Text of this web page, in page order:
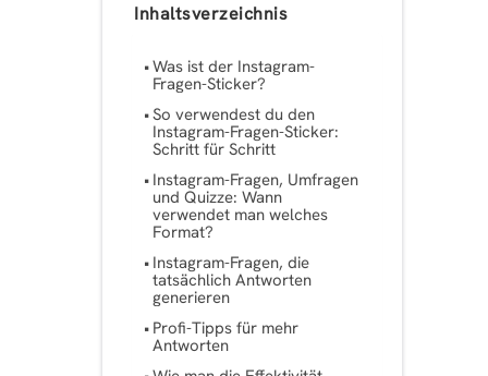
Inhaltsverzeichnis
Was ist der Instagram-
Fragen-Sticker?
So verwendest du den
Instagram-Fragen-Sticker:
Schritt für Schritt
Instagram-Fragen, Umfragen
und Quizze: Wann
verwendet man welches
Format?
Instagram-Fragen, die
tatsächlich Antworten
generieren
Profi-Tipps für mehr
Antworten